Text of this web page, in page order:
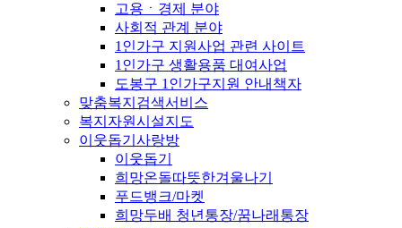
고용ㆍ경제 분야
사회적 관계 분야
1인가구 지원사업 관련 사이트
1인가구 생활용품 대여사업
도봉구 1인가구지원 안내책자
맞춤복지검색서비스
복지자원시설지도
이웃돕기사랑방
이웃돕기
희망온돌따뜻한겨울나기
푸드뱅크/마켓
희망두배 청년통장/꿈나래통장